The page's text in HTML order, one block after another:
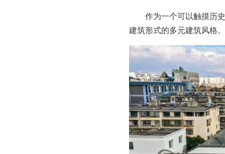
作为一个可以触摸历
建筑形式的多元建筑风格。